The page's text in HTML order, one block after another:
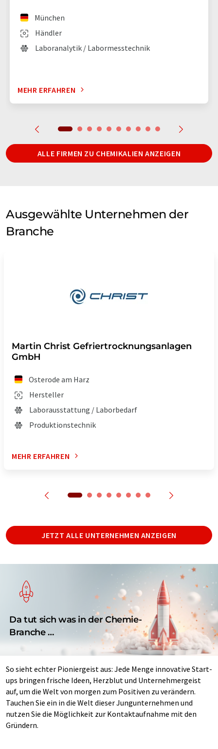
Händler
München
Laboranalytik / Labormesstechnik
MEHR ERFAHREN
ALLE FIRMEN ZU CHEMIKALIEN ANZEIGEN
Ausgewählte Unternehmen der
Branche
Martin Christ Gefriertrocknungsanlagen
GmbH
Osterode am Harz
Hersteller
Laborausstattung / Laborbedarf
Produktionstechnik
MEHR ERFAHREN
JETZT ALLE UNTERNEHMEN ANZEIGEN
Da tut sich was in der Chemie-
Branche …
So sieht echter Pioniergeist aus: Jede Menge innovative Start-
ups bringen frische Ideen, Herzblut und Unternehmergeist
auf, um die Welt von morgen zum Positiven zu verändern.
Tauchen Sie ein in die Welt dieser Jungunternehmen und
nutzen Sie die Möglichkeit zur Kontaktaufnahme mit den
Gründern.